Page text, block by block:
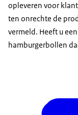
opleveren voor
ten onrechte de
vermeld. Heeft u
hamburgerbollen